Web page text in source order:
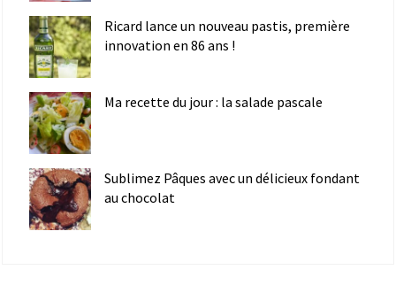
Ricard lance un nouveau pastis, première
innovation en 86 ans !
Ma recette du jour : la salade pascale
Sublimez Pâques avec un délicieux fondant
au chocolat